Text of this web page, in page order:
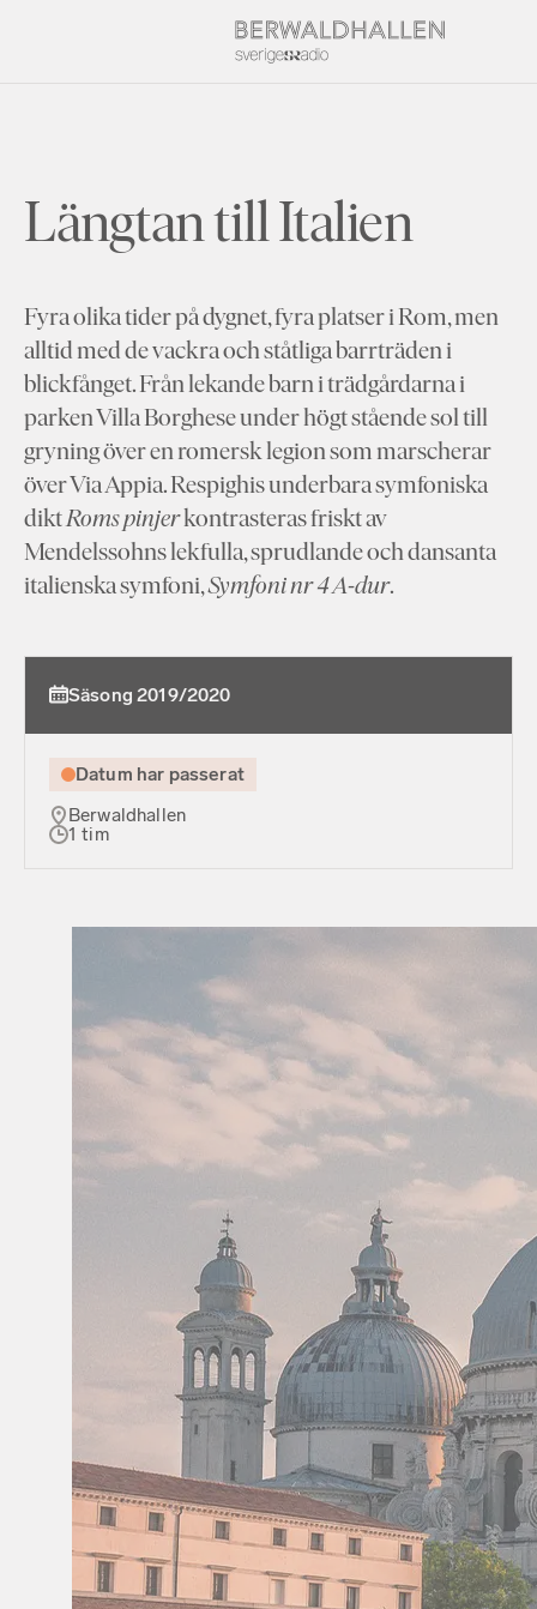
Längtan till Italien
Fyra olika tider på dygnet, fyra platser i Rom, men
alltid med de vackra och ståtliga barrträden i
blickfånget. Från lekande barn i trädgårdarna i
parken Villa Borghese under högt stående sol till
gryning över en romersk legion som marscherar
över Via Appia. Respighis underbara symfoniska
diktRoms pinjerkontrasteras friskt av
Mendelssohns lekfulla, sprudlande och dansanta
italienska symfoni,Symfoni nr 4 A-dur.
Säsong 2019/2020
Datum har passerat
Berwaldhallen
1 tim